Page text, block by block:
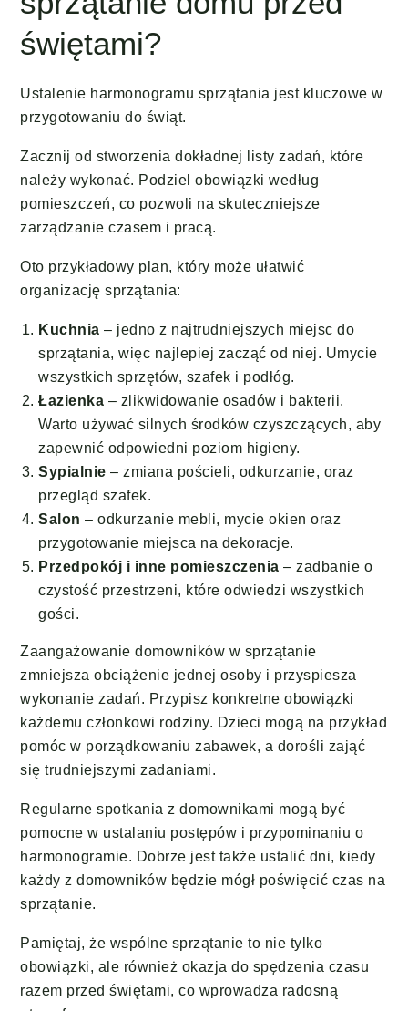
świętami?
Ustalenie harmonogramu sprzątania jest kluczowe w
przygotowaniu do świąt.
Zacznij od stworzenia dokładnej listy zadań, które
należy wykonać. Podziel obowiązki według
pomieszczeń, co pozwoli na skuteczniejsze
zarządzanie czasem i pracą.
Oto przykładowy plan, który może ułatwić
organizację sprzątania:
Kuchnia – jedno z najtrudniejszych miejsc do
sprzątania, więc najlepiej zacząć od niej. Umycie
wszystkich sprzętów, szafek i podłóg.
Łazienka – zlikwidowanie osadów i bakterii.
Warto używać silnych środków czyszczących, aby
zapewnić odpowiedni poziom higieny.
Sypialnie – zmiana pościeli, odkurzanie, oraz
przegląd szafek.
Salon – odkurzanie mebli, mycie okien oraz
przygotowanie miejsca na dekoracje.
Przedpokój i inne pomieszczenia – zadbanie o
czystość przestrzeni, które odwiedzi wszystkich
gości.
Zaangażowanie domowników w sprzątanie
zmniejsza obciążenie jednej osoby i przyspiesza
wykonanie zadań. Przypisz konkretne obowiązki
każdemu członkowi rodziny. Dzieci mogą na przykład
pomóc w porządkowaniu zabawek, a dorośli zająć
się trudniejszymi zadaniami.
Regularne spotkania z domownikami mogą być
pomocne w ustalaniu postępów i przypominaniu o
harmonogramie. Dobrze jest także ustalić dni, kiedy
każdy z domowników będzie mógł poświęcić czas na
sprzątanie.
Pamiętaj, że wspólne sprzątanie to nie tylko
obowiązki, ale również okazja do spędzenia czasu
razem przed świętami, co wprowadza radosną